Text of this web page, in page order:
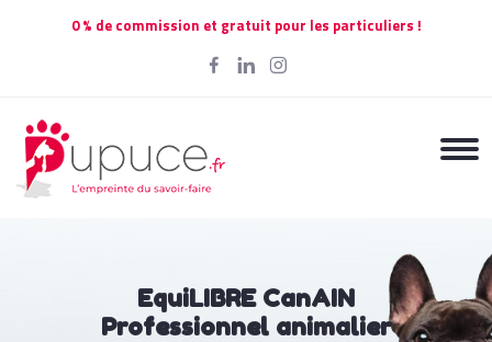
0 % de commission et gratuit pour les particuliers !
EquiLIBRE CanAIN
Professionnel animalier